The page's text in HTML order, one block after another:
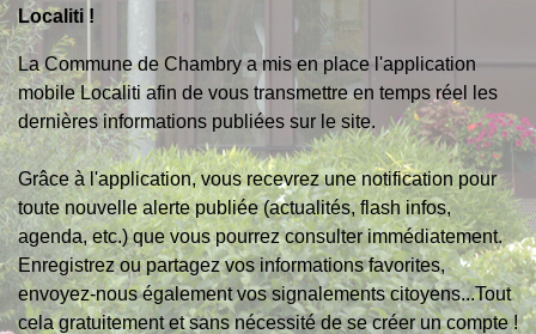
Localiti !
La Commune de Chambry a mis en place l'application
mobile Localiti afin de vous transmettre en temps réel les
dernières informations publiées sur le site.
Grâce à l'application, vous recevrez une notification pour
toute nouvelle alerte publiée (actualités, flash infos,
agenda, etc.) que vous pourrez consulter immédiatement.
Enregistrez ou partagez vos informations favorites,
envoyez-nous également vos signalements citoyens...Tout
cela gratuitement et sans nécessité de se créer un compte !